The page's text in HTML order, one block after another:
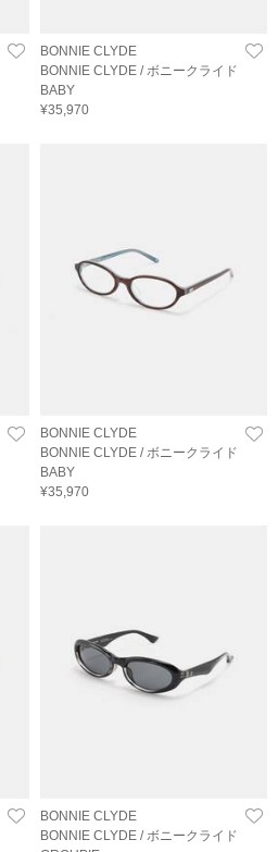
BONNIE CLYDE
BONNIE CLYDE / ボニークライド
BABY
¥35,970
BONNIE CLYDE
BONNIE CLYDE / ボニークライド
BABY
¥35,970
BONNIE CLYDE
BONNIE CLYDE / ボニークライド